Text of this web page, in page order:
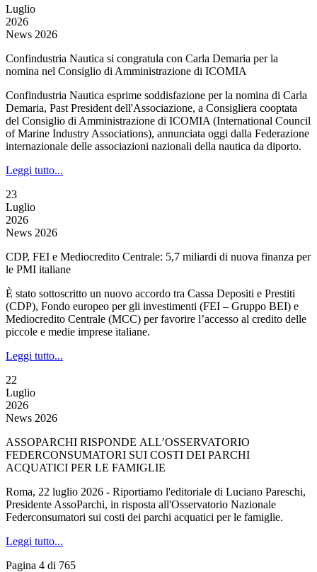
Luglio
2026
News 2026
Confindustria Nautica si congratula con Carla Demaria per la
nomina nel Consiglio di Amministrazione di ICOMIA
Confindustria Nautica esprime soddisfazione per la nomina di Carla
Demaria, Past President dell'Associazione, a Consigliera cooptata
del Consiglio di Amministrazione di ICOMIA (International Council
of Marine Industry Associations), annunciata oggi dalla Federazione
internazionale delle associazioni nazionali della nautica da diporto.
Leggi tutto...
23
Luglio
2026
News 2026
CDP, FEI e Mediocredito Centrale: 5,7 miliardi di nuova finanza per
le PMI italiane
È stato sottoscritto un nuovo accordo tra Cassa Depositi e Prestiti
(CDP), Fondo europeo per gli investimenti (FEI – Gruppo BEI) e
Mediocredito Centrale (MCC) per favorire l’accesso al credito delle
piccole e medie imprese italiane.
Leggi tutto...
22
Luglio
2026
News 2026
ASSOPARCHI RISPONDE ALL’OSSERVATORIO
FEDERCONSUMATORI SUI COSTI DEI PARCHI
ACQUATICI PER LE FAMIGLIE
Roma, 22 luglio 2026 - Riportiamo l'editoriale di Luciano Pareschi,
Presidente AssoParchi, in risposta all'Osservatorio Nazionale
Federconsumatori sui costi dei parchi acquatici per le famiglie.
Leggi tutto...
Pagina 4 di 765